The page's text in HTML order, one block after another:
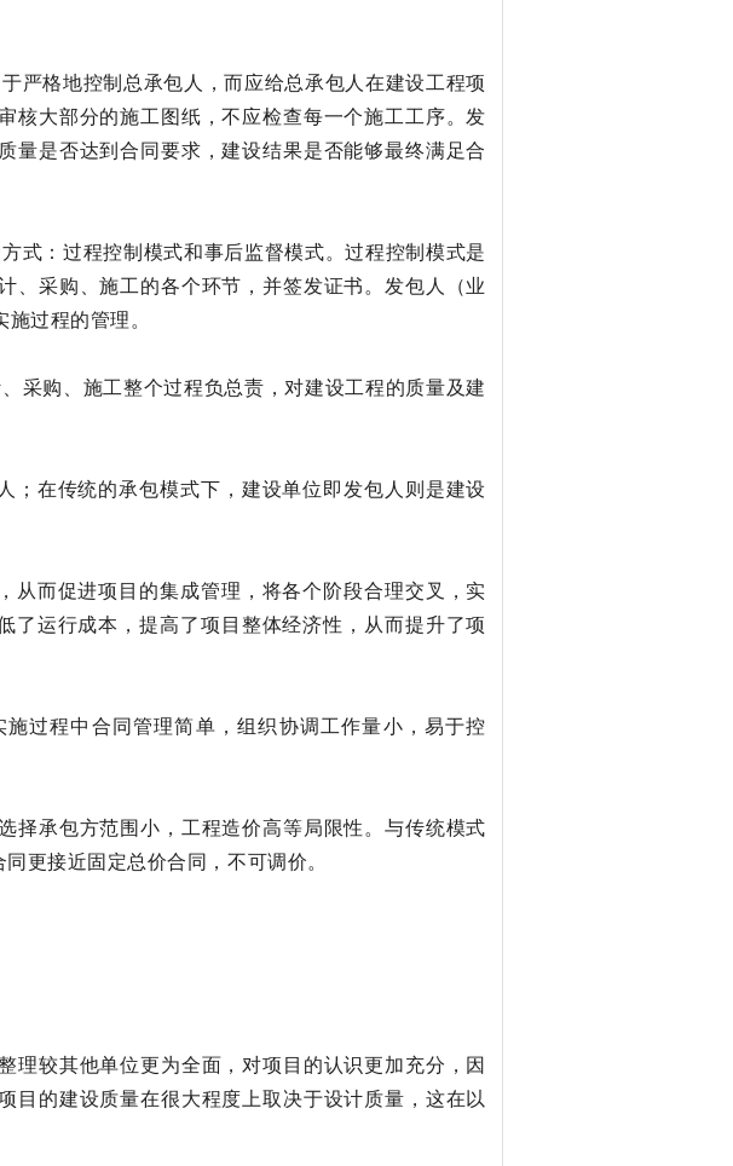
严格地控制总承包人，而应给总承包人在建设工程项
核大部分的施工图纸，不应检查每一个施工工序。发
量是否达到合同要求，建设结果是否能够最终满足合
式：过程控制模式和事后监督模式。过程控制模式是
、采购、施工的各个环节，并签发证书。发包人（业
过程的管理。
采购、施工整个过程负总责，对建设工程的质量及建
；在传统的承包模式下，建设单位即发包人则是建设
从而促进项目的集成管理，将各个阶段合理交叉，实
了运行成本，提高了项目整体经济性，从而提升了项
过程中合同管理简单，组织协调工作量小，易于控
择承包方范围小，工程造价高等局限性。与传统模式
更接近固定总价合同，不可调价。
理较其他单位更为全面，对项目的认识更加充分，因
目的建设质量在很大程度上取决于设计质量，这在以